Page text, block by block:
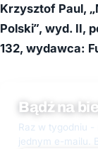
Krzysztof Paul,
Polski”, wyd. II,
132, wydawca:
Bądź na
Raz w tygodniu -
jednym e-mailu.